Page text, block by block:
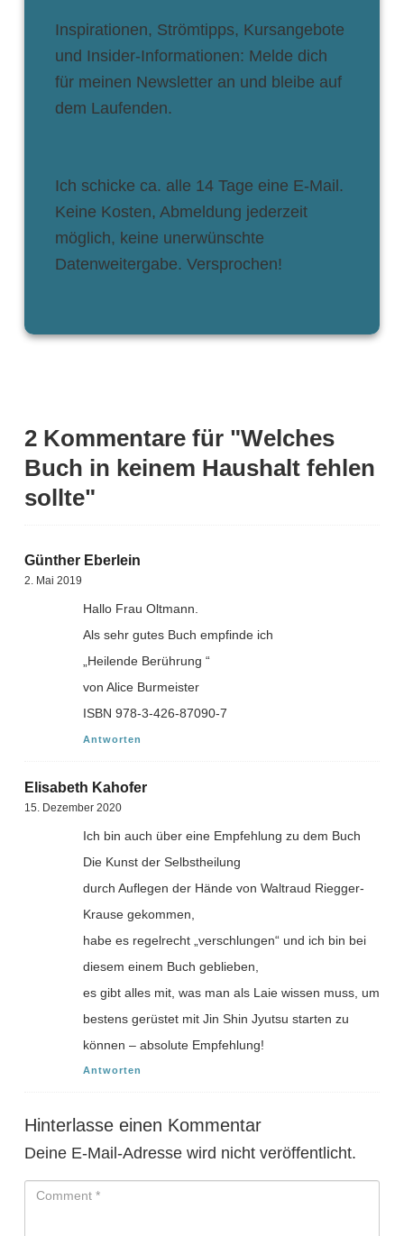
Inspirationen, Strömtipps, Kursangebote
und Insider-Informationen: Melde dich
für meinen Newsletter an und bleibe auf
dem Laufenden.
Ich schicke ca. alle 14 Tage eine E-Mail.
Keine Kosten, Abmeldung jederzeit
möglich, keine unerwünschte
Datenweitergabe. Versprochen!
2 Kommentare für "Welches
Buch in keinem Haushalt fehlen
sollte"
Günther Eberlein
2. Mai 2019
Hallo Frau Oltmann.
Als sehr gutes Buch empfinde ich
„Heilende Berührung “
von Alice Burmeister
ISBN 978-3-426-87090-7
Antworten
Elisabeth Kahofer
15. Dezember 2020
Ich bin auch über eine Empfehlung zu dem Buch
Die Kunst der Selbstheilung
durch Auflegen der Hände von Waltraud Riegger-
Krause gekommen,
habe es regelrecht „verschlungen“ und ich bin bei
diesem einem Buch geblieben,
es gibt alles mit, was man als Laie wissen muss, um
bestens gerüstet mit Jin Shin Jyutsu starten zu
können – absolute Empfehlung!
Antworten
Hinterlasse einen Kommentar
Deine E-Mail-Adresse wird nicht veröffentlicht.